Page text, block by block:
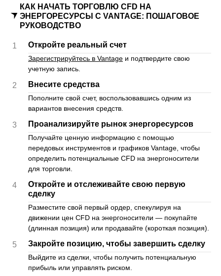
КАК НАЧАТЬ ТОРГОВЛЮ CFD НА
ЭНЕРГОРЕСУРСЫ С VANTAGE: ПОШАГОВОЕ
РУКОВОДСТВО
1 Откройте реальный счет
Зарегистрируйтесь в Vantage и подтвердите свою
учетную запись.
2 Внесите средства
Пополните свой счет, воспользовавшись одним из
вариантов внесения средств.
3 Проанализируйте рынок энергоресурсов
Получайте ценную информацию с помощью
передовых инструментов и графиков Vantage, чтобы
определить потенциальные CFD на энергоносители
для торговли.
4
Откройте и отслеживайте свою первую
сделку
Разместите свой первый ордер, спекулируя на
движении цен CFD на энергоносители — покупайте
(длинная позиция) или продавайте (короткая позиция).
5 Закройте позицию, чтобы завершить сделку
Выйдите из сделки, чтобы получить потенциальную
прибыль или управлять риском.